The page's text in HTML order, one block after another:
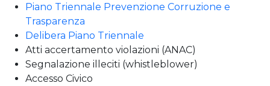
Piano Triennale Prevenzione Corruzione e
Trasparenza
Delibera Piano Triennale
Atti accertamento violazioni (ANAC)
Segnalazione illeciti (whistleblower)
Accesso Civico